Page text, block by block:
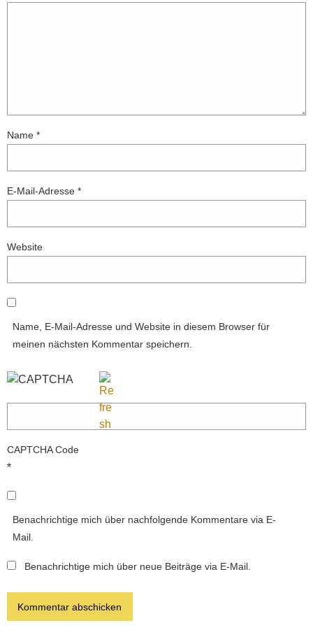
Name *
E-Mail-Adresse *
Website
Name, E-Mail-Adresse und Website in diesem Browser für
meinen nächsten Kommentar speichern.
CAPTCHA Code
*
Benachrichtige mich über nachfolgende Kommentare via E-
Mail.
Benachrichtige mich über neue Beiträge via E-Mail.